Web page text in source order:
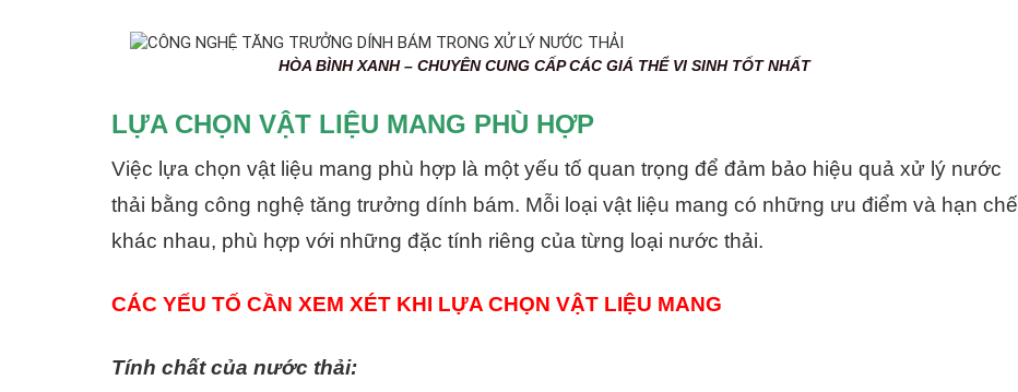
HÒA BÌNH XANH – CHUYÊN CUNG CẤP CÁC GIÁ THỂ VI SINH TỐT NHẤT
LỰA CHỌN VẬT LIỆU MANG PHÙ HỢP
Việc lựa chọn vật liệu mang phù hợp là một yếu tố quan trọng để đảm bảo hiệu quả xử lý nước
thải bằng công nghệ tăng trưởng dính bám. Mỗi loại vật liệu mang có những ưu điểm và hạn chế
khác nhau, phù hợp với những đặc tính riêng của từng loại nước thải.
CÁC YẾU TỐ CẦN XEM XÉT KHI LỰA CHỌN VẬT LIỆU MANG
Tính chất của nước thải: